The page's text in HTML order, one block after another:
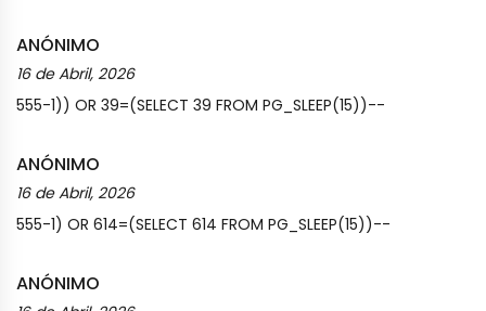
ANÓNIMO
16 de Abril, 2026
555-1)) OR 39=(SELECT 39 FROM PG_SLEEP(15))--
ANÓNIMO
16 de Abril, 2026
555-1) OR 614=(SELECT 614 FROM PG_SLEEP(15))--
ANÓNIMO